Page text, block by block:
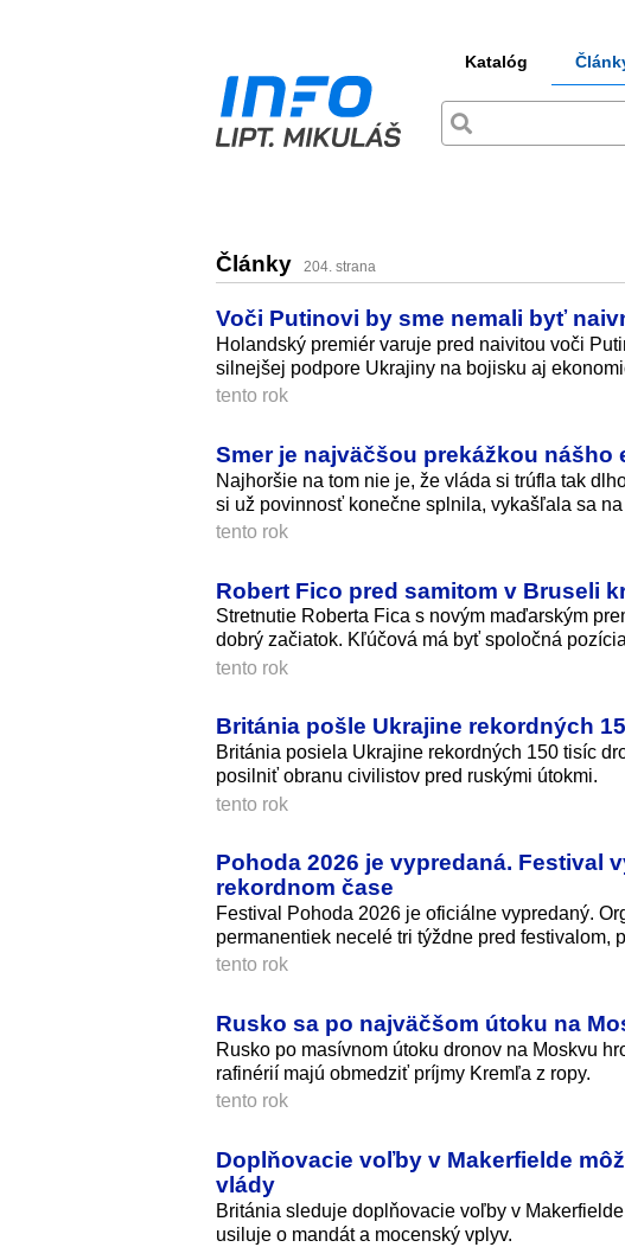
Katalóg
Články 204. strana
Voči Putinovi by sme nemali byť
Holandský premiér varuje pred naivitou voči
silnejšej podpore Ukrajiny na bojisku aj
tento rok
Smer je najväčšou prekážkou
Najhoršie na tom nie je, že vláda si trúfla tak
si už povinnosť konečne splnila, vykašľala sa
tento rok
Robert Fico pred samitom v Bruseli
Stretnutie Roberta Fica s novým maďarským
dobrý začiatok. Kľúčová má byť spoločná
tento rok
Británia pošle Ukrajine rekordných
Británia posiela Ukrajine rekordných 150 tisíc
posilniť obranu civilistov pred ruskými útokmi.
tento rok
Pohoda 2026 je vypredaná. Festival
rekordnom čase
Festival Pohoda 2026 je oficiálne vypredaný.
permanentiek necelé tri týždne pred
tento rok
Rusko sa po najväčšom útoku na
Rusko po masívnom útoku dronov na Moskvu
rafinérií majú obmedziť príjmy Kremľa z ropy.
tento rok
Doplňovacie voľby v Makerfielde
vlády
Británia sleduje doplňovacie voľby v
usiluje o mandát a mocenský vplyv.